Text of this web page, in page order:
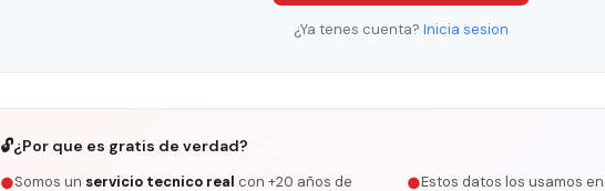
¿Ya tenes cuenta? Inicia sesion
🔓¿Por que es gratis de verdad?
●Somos un servicio tecnico real con +20 años de
●Estos datos los usamos